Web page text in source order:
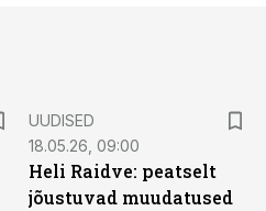
UUDISED
18.05.26, 09:00
Heli Raidve: peatselt
jõustuvad muudatused